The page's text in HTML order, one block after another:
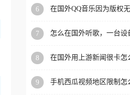
6
在国外QQ音乐因为版权
7
怎么在国外听歌，一台
8
在国外用上游新闻很卡怎
9
手机西瓜视频地区限制怎